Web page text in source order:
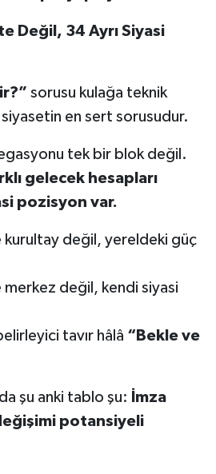
Değil, 34 Ayrı Siyasi
sorusu kulağa teknik
en sert sorusudur.
tek bir blok değil.
gelecek hesapları
pozisyon var.
kurultay değil, yereldeki güç
merkez değil, kendi siyasi
tavır hâlâ “Bekle ve
şu anki tablo şu: İmza
potansiyeli